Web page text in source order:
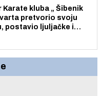
Karate kluba „ Šibenik
pretvorio svoju
postavio ljuljačke i